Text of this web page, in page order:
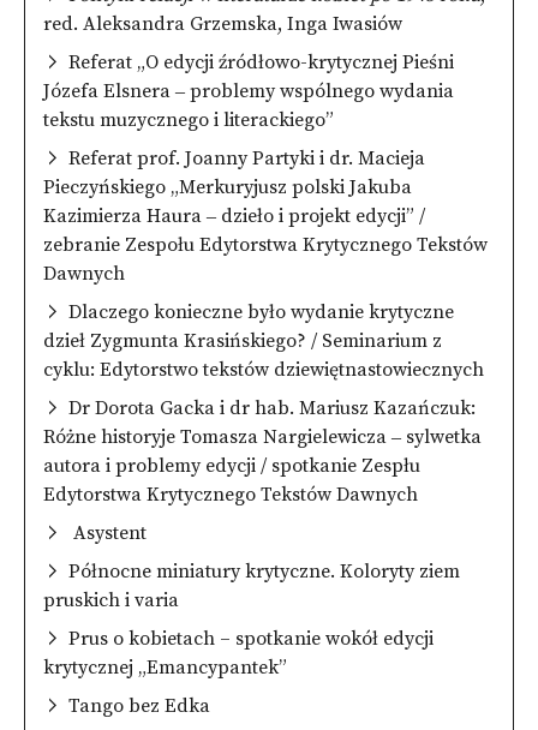
red. Aleksandra Grzemska, Inga Iwasiów
Referat „O edycji źródłowo-krytycznej Pieśni
Józefa Elsnera ‒ problemy wspólnego wydania
tekstu muzycznego i literackiego”
Referat prof. Joanny Partyki i dr. Macieja
Pieczyńskiego „Merkuryjusz polski Jakuba
Kazimierza Haura ‒ dzieło i projekt edycji” /
zebranie Zespołu Edytorstwa Krytycznego Tekstów
Dawnych
Dlaczego konieczne było wydanie krytyczne
dzieł Zygmunta Krasińskiego? / Seminarium z
cyklu: Edytorstwo tekstów dziewiętnastowiecznych
Dr Dorota Gacka i dr hab. Mariusz Kazańczuk:
Różne historyje Tomasza Nargielewicza ‒ sylwetka
autora i problemy edycji / spotkanie Zespłu
Edytorstwa Krytycznego Tekstów Dawnych
Asystent
Północne miniatury krytyczne. Koloryty ziem
pruskich i varia
Prus o kobietach – spotkanie wokół edycji
krytycznej „Emancypantek”
Tango bez Edka